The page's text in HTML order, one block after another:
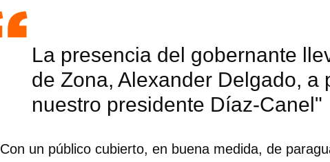
La presencia del gobernante
de Zona, Alexander Delgado, a
nuestro presidente Díaz-Canel"
Con un público cubierto, en buena medida, de